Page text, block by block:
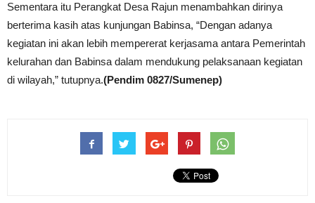
Sementara itu Perangkat Desa Rajun menambahkan dirinya
berterima kasih atas kunjungan Babinsa, “Dengan adanya
kegiatan ini akan lebih mempererat kerjasama antara Pemerintah
kelurahan dan Babinsa dalam mendukung pelaksanaan kegiatan
di wilayah,” tutupnya.(Pendim 0827/Sumenep)